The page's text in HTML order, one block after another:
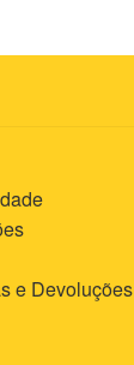
e Devoluções